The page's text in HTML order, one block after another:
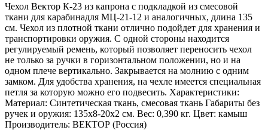
Чехол Вектор К-23 из капрона с подкладкой из смесовой
ткани для карабинадля МЦ-21-12 и аналогичных, длина 135
см. Чехол из плотной ткани отлично подойдет для хранения и
транспортировки оружия. С одной стороны находится
регулируемый ремень, который позволяет переносить чехол
не только за ручки в горизонтальном положении, но и на
одном плече вертикально. Закрывается на молнию с одним
замком. Для удобства хранения, на чехле имеется специальная
петля за которую можно его подвесить. Характеристики:
Материал: Синтетическая ткань, смесовая ткань Габариты без
ручек и оружия: 135х8-20х2 см. Вес: 0,390 кг. Цвет: камыш
Производитель: ВЕКТОР (Россия)